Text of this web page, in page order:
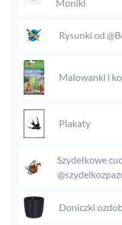
Moniki
Rysunki od
Malowanki i
Plakaty
Szydełkowe
Doniczki